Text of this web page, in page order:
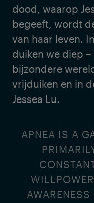
dood, waarop
begeeft, wordt
van haar leven. In
duiken we diep
bijzondere
vrijduiken en in
Jessea Lu.
APNEA IS A